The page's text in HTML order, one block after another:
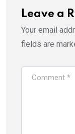
Leave a
Your email
fields are